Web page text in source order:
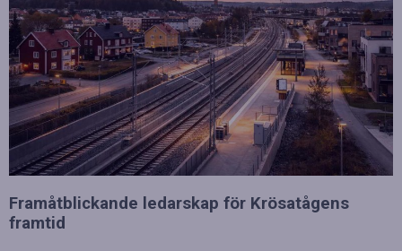
Framåtblickande ledarskap för Krösatågens
framtid